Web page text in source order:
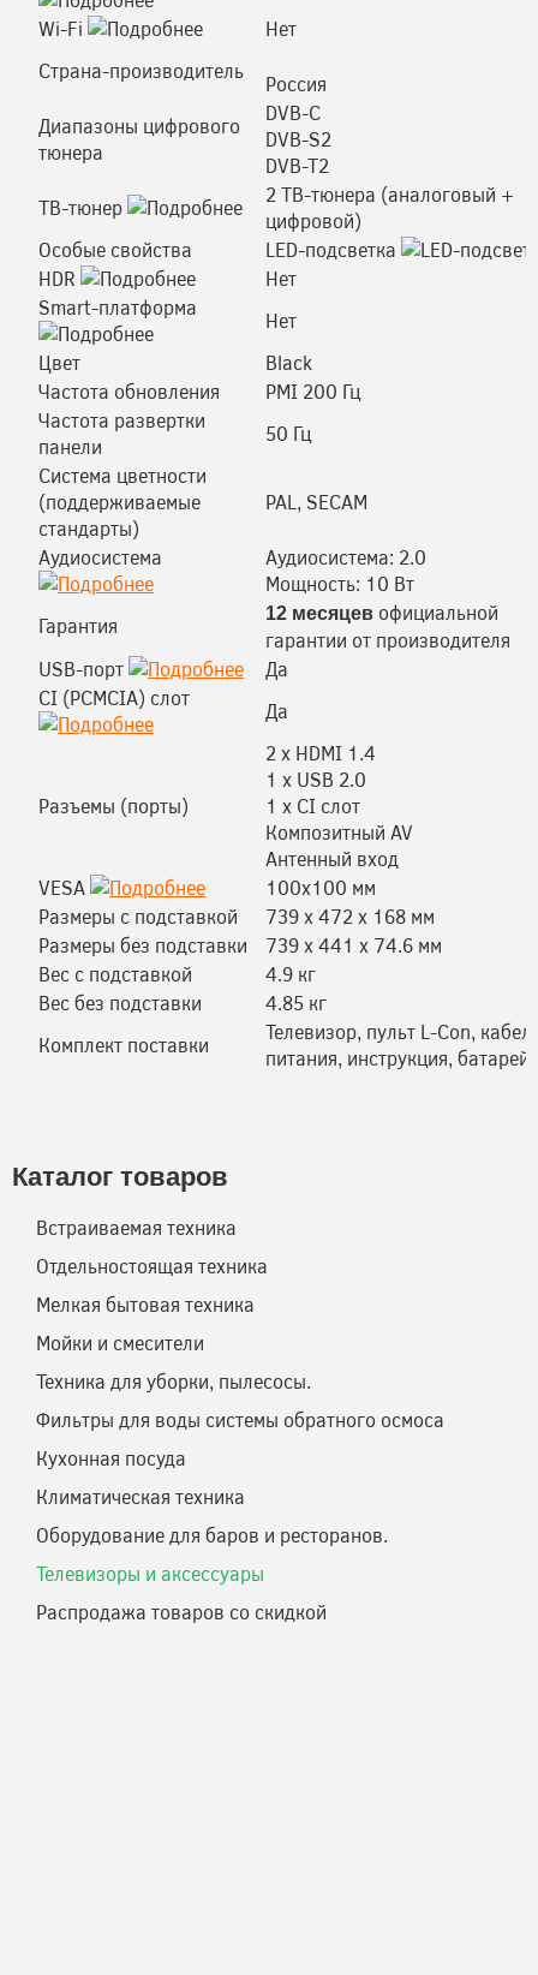
Wi-Fi
Нет
Страна-производитель
Россия
Диапазоны цифрового
тюнера
DVB-C
DVB-S2
DVB-T2
ТВ-тюнер
2 ТВ-тюнера (аналоговый +
цифровой)
Особые свойства
LED-подсветка
HDR
Нет
Smart-платформа
Нет
Цвет
Black
Частота обновления
PMI 200 Гц
Частота развертки
панели
50 Гц
Система цветности
(поддерживаемые
стандарты)
PAL, SECAM
Аудиосистема
Аудиосистема: 2.0
Мощность: 10 Вт
Гарантия
12 месяцев официальной
гарантии от производителя
USB-порт
Да
CI (PCMCIA) слот
Да
Разъемы (порты)
2 x HDMI 1.4
1 х USB 2.0
1 x CI слот
Композитный AV
Антенный вход
VESA
100x100 мм
Размеры с подставкой
739 х 472 х 168 мм
Размеры без подставки
739 х 441 х 74.6 мм
Вес с подставкой
4.9 кг
Вес без подставки
4.85 кг
Комплект поставки
Телевизор, пульт L-Con,
питания, инструкция,
Каталог товаров
Встраиваемая техника
Отдельностоящая техника
Мелкая бытовая техника
Мойки и смесители
Техника для уборки, пылесосы.
Фильтры для воды системы обратного осмоса
Кухонная посуда
Климатическая техника
Оборудование для баров и ресторанов.
Телевизоры и аксессуары
Распродажа товаров со скидкой